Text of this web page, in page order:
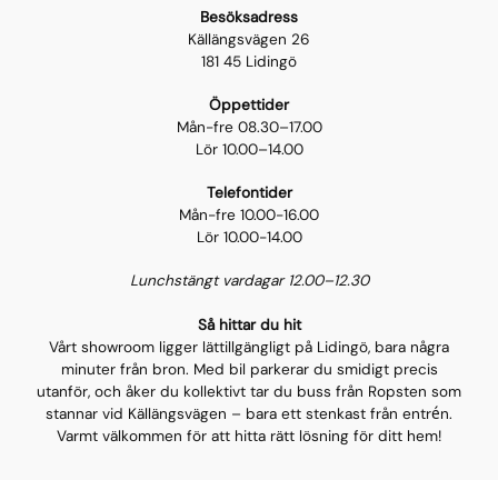
Besöksadress
Källängsvägen 26
181 45 Lidingö
Öppettider
Mån-fre 08.30–17.00
Lör 10.00–14.00
Telefontider
Mån-fre 10.00-16.00
Lör 10.00-14.00
Lunchstängt vardagar 12.00–12.30
Så hittar du hit
Vårt showroom ligger lättillgängligt på Lidingö, bara några
minuter från bron. Med bil parkerar du smidigt precis
utanför, och åker du kollektivt tar du buss från Ropsten som
stannar vid Källängsvägen – bara ett stenkast från entrén.
Varmt välkommen för att hitta rätt lösning för ditt hem!